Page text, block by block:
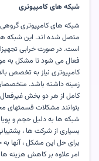
شبکه های کامپیوتری
شبکه های کامپیوتری
متصل شده اند. این شبکه ها
است. در صورت خرابی
فعال می شود تا مشکل به
کامپیوتری نیاز به تخصص
زمینه داشته باشد.
کامل از هر دو بخش غیرفعال
بتوانند مشکلات قسمتهای
بسیاری از شرکت ها ،
برای حل این مشکل ، آنها
امر علاوه بر کاهش هزینه